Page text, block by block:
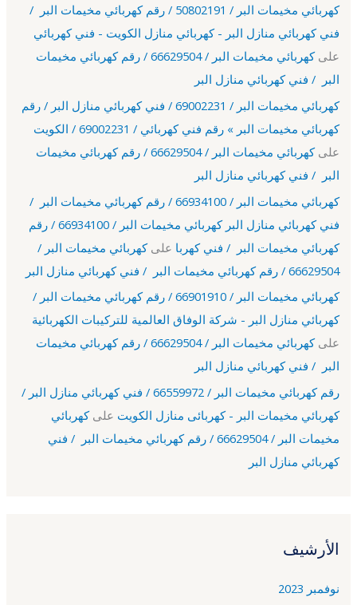
كهربائي مخيمات البر / 50802191 / رقم كهربائي مخيمات البر /
فني كهربائي منازل البر - كهربائي منازل الكويت - فني كهربائي
على
كهربائي مخيمات البر / 66629504 / رقم كهربائي مخيمات
البر / فني كهربائي منازل البر
كهربائي مخيمات البر / 69002231 / فني كهربائي منازل البر / رقم
كهربائي مخيمات البر » رقم فني كهربائي / 69002231 / الكويت
على
كهربائي مخيمات البر / 66629504 / رقم كهربائي مخيمات
البر / فني كهربائي منازل البر
كهربائي مخيمات البر / 66934100 / رقم كهربائي مخيمات البر /
فني كهربائي منازل البر كهربائي مخيمات البر / 66934100 / رقم
كهربائي مخيمات البر / فني كهربا علىكهربائي مخيمات البر /
66629504 / رقم كهربائي مخيمات البر / فني كهربائي منازل البر
كهربائي مخيمات البر / 66901910 / رقم كهربائي مخيمات البر /
كهربائي منازل البر - شركة الوفاق العالمية للتركيبات الكهربائية
على
كهربائي مخيمات البر / 66629504 / رقم كهربائي مخيمات
البر / فني كهربائي منازل البر
رقم كهربائي مخيمات البر / 66559972 / فني كهربائي منازل البر /
كهربائي مخيمات البر - كهربائى منازل الكويت علىكهربائي
مخيمات البر / 66629504 / رقم كهربائي مخيمات البر / فني
كهربائي منازل البر
الأرشيف
نوفمبر 2023